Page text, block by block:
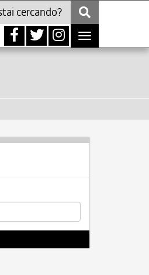
Toggle
navigation